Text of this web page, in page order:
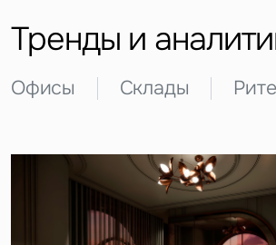
Тренды и
Офисы Склады
Жалоба
Уведомления
Объявление
Это обязательное поле